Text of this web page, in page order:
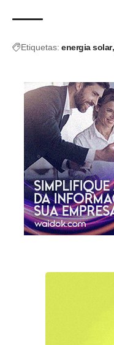
Etiquetas: energia solar